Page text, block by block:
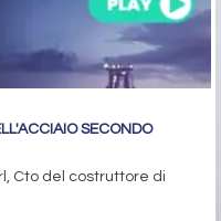
SECONDO
Cto del costruttore di